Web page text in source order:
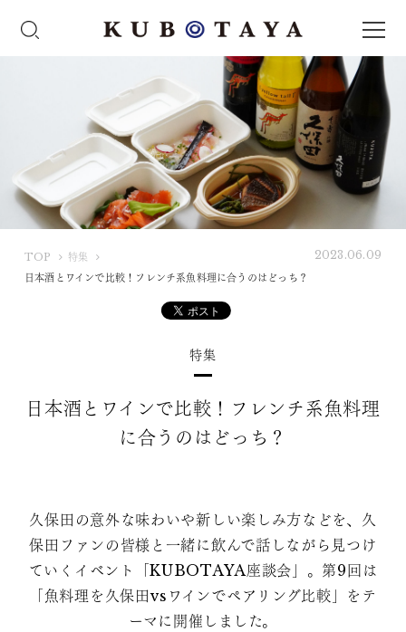
TOP
U
特集
日本酒とワインで比較！フレンチ系魚料理に合うのはどっち？
2023.06.09
特集
日本酒とワインで比較！フレンチ系魚料理
に合うのはどっち？
久保田の意外な味わいや新しい楽しみ方などを、久
保田ファンの皆様と一緒に飲んで話しながら見つけ
ていくイベント「KUBOTAYA座談会」。第9回は
「魚料理を久保田vsワインでペアリング比較」をテ
ーマに開催しました。